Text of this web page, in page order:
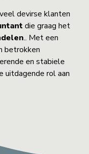
devirse klanten
die graag het
.. Met een
betrokken
en stabiele
uitdagende rol aan